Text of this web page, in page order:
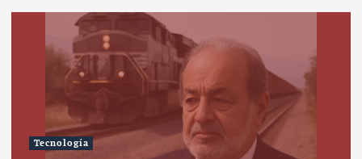
Tecnología